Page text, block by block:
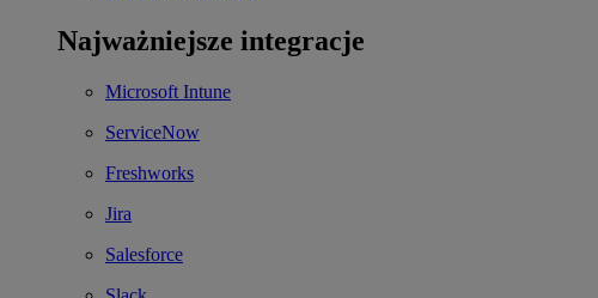
Najważniejsze integracje
Microsoft Intune
ServiceNow
Freshworks
Jira
Salesforce